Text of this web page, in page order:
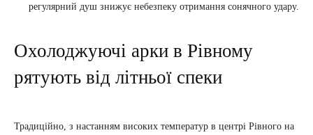
регулярний душ знижує небезпеку отримання сонячного удару.
Охолоджуючі арки в Рівному
рятують від літньої спеки
Традиційно, з настанням високих температур в центрі Рівного на